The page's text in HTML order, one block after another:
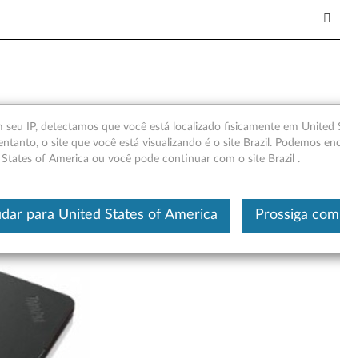
- Visão geral
Este é um artigo traduzido
seu IP, detectamos que você está localizado fisicamente em United
o site que você está visualizando é o site Brazil. Podemos
of America ou você pode continuar com o site Brazil .
para United States of America Prossiga